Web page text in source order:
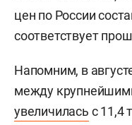
цен по России
соответствует
Напомним, в
между
увеличилась с 11,4